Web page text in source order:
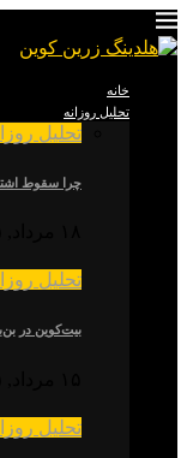
خانه
تحلیل روزانه
تحلیل
چرا سقوط
تحلیل
بیت‌کوین در
تحلیل